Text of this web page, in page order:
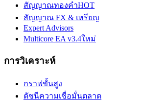
สัญญาณทองคำHOT
สัญญาณ FX & เหรียญ
Expert Advisors
Multicore EA v3.4ใหม่
การวิเคราะห์
กราฟขั้นสูง
ดัชนีความเชื่อมั่นตลาด